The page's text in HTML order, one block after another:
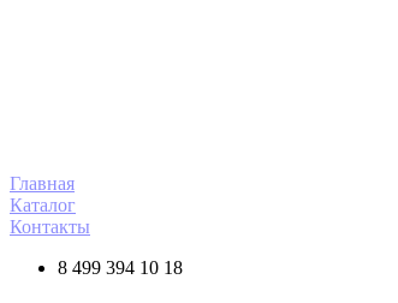
Главная
Каталог
Контакты
8 499 394 10 18